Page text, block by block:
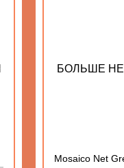
БОЛЬШЕ
Mosaico Net